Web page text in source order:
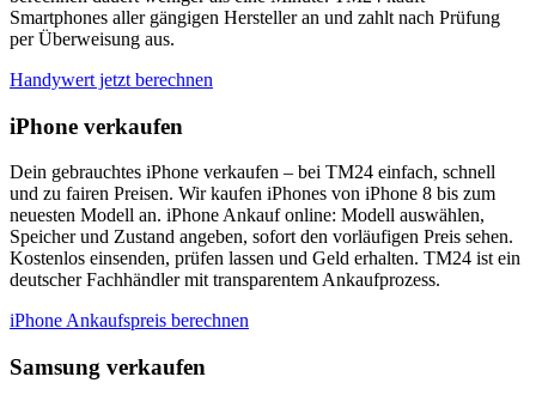
Smartphones aller gängigen Hersteller an und zahlt nach Prüfung
per Überweisung aus.
Handywert jetzt berechnen
iPhone verkaufen
Dein gebrauchtes iPhone verkaufen – bei TM24 einfach, schnell
und zu fairen Preisen. Wir kaufen iPhones von iPhone 8 bis zum
neuesten Modell an. iPhone Ankauf online: Modell auswählen,
Speicher und Zustand angeben, sofort den vorläufigen Preis sehen.
Kostenlos einsenden, prüfen lassen und Geld erhalten. TM24 ist ein
deutscher Fachhändler mit transparentem Ankaufprozess.
iPhone Ankaufspreis berechnen
Samsung verkaufen